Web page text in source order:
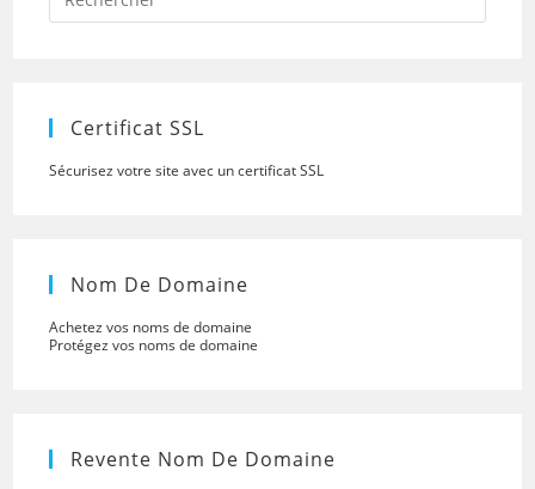
to
Certificat SSL
Sécurisez votre site avec un certificat SSL
Nom De Domaine
Achetez vos noms de domaine
Protégez vos noms de domaine
Revente Nom De Domaine